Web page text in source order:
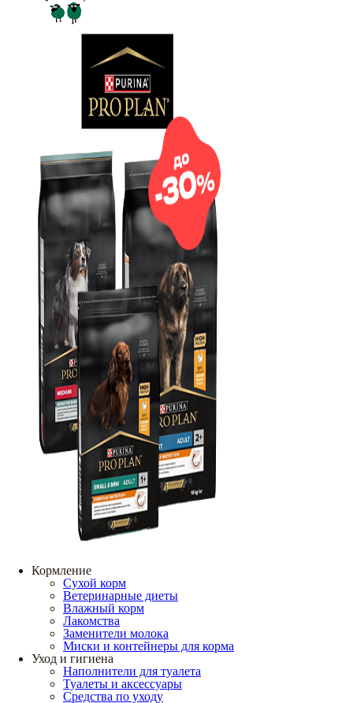
Кормление
Сухой корм
Ветеринарные диеты
Влажный корм
Лакомства
Заменители молока
Миски и контейнеры для корма
Уход и гигиена
Наполнители для туалета
Туалеты и аксессуары
Средства по уходу